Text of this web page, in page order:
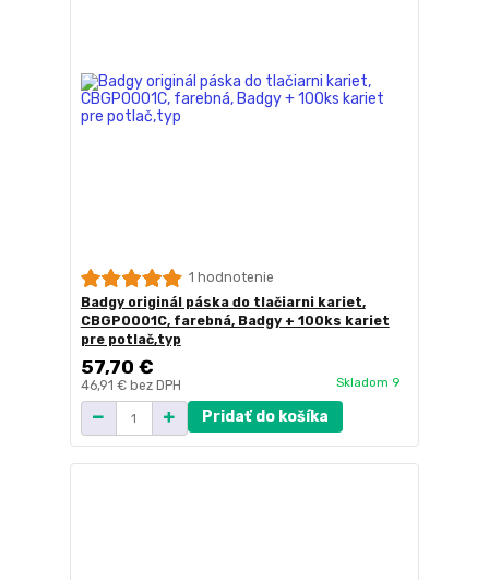
1 hodnotenie
Badgy originál páska do tlačiarni kariet,
CBGP0001C, farebná, Badgy + 100ks kariet
pre potlač,typ
57,70 €
46,91 € bez DPH Skladom 9
Pridať do košíka